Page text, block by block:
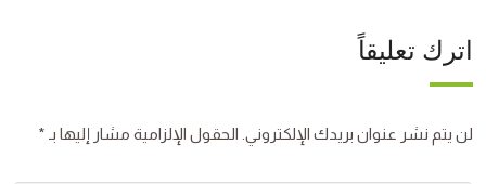
اترك تعليقاً
لن يتم نشر عنوان بريدك الإلكتروني. الحقول الإلزامية مشار إليها بـ *